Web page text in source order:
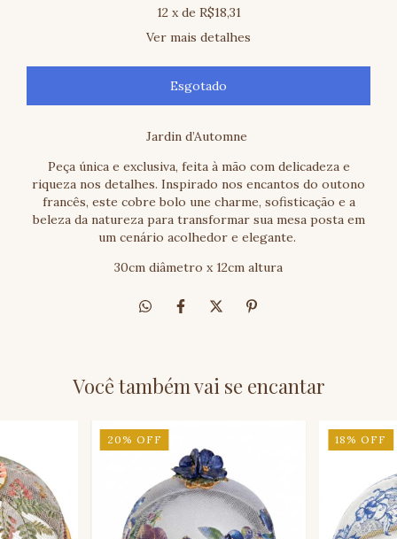
12 x de R$18,31
Ver mais detalhes
Jardin d’Automne
Peça única e exclusiva, feita à mão com delicadeza e
riqueza nos detalhes. Inspirado nos encantos do outono
francês, este cobre bolo une charme, sofisticação e a
beleza da natureza para transformar sua mesa posta em
um cenário acolhedor e elegante.
30cm diâmetro x 12cm altura
Você também vai se encantar
20 % OFF 18 %OFF